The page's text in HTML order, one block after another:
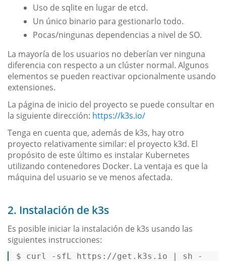
Uso de sqlite en lugar de etcd.
Un único binario para gestionarlo todo.
Pocas/ningunas dependencias a nivel de SO.
La mayoría de los usuarios no deberían ver ninguna
diferencia con respecto a un clúster normal. Algunos
elementos se pueden reactivar opcionalmente usando
extensiones.
La página de inicio del proyecto se puede consultar en
la siguiente dirección: https://k3s.io/
Tenga en cuenta que, además de k3s, hay otro
proyecto relativamente similar: el proyecto k3d. El
propósito de este último es instalar Kubernetes
utilizando contenedores Docker. La ventaja es que la
máquina del usuario se ve menos afectada.
2. Instalación de k3s
Es posible iniciar la instalación de k3s usando las
siguientes instrucciones:
$ curl -sfL https://get.k3s.io | sh -